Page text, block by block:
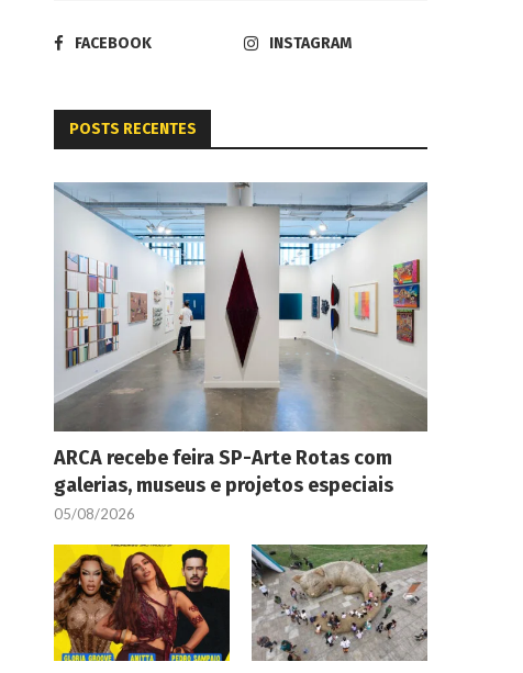
FACEBOOK INSTAGRAM
POSTS RECENTES
ARCA recebe feira SP-Arte Rotas com
galerias, museus e projetos especiais
05/08/2026